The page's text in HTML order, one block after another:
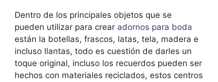
Dentro de los principales objetos que se
pueden utilizar para crear adornos para boda
están la botellas, frascos, latas, tela, madera e
incluso llantas, todo es cuestión de darles un
toque original, incluso los recuerdos pueden ser
hechos con materiales reciclados, estos centros